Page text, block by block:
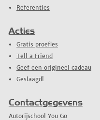
Referenties
Acties
Gratis proefles
Tell a Friend
Geef een origineel cadeau
Geslaagd!
Contactgegevens
Autorijschool You Go